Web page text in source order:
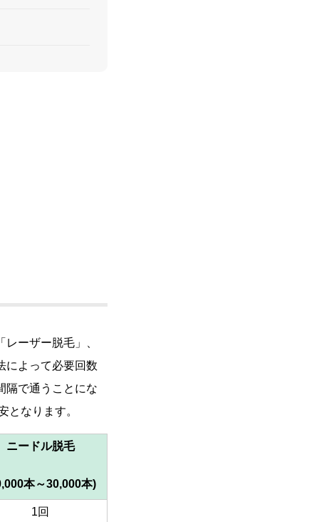
ーザー脱毛」、
によって必要回数
隔で通うことにな
となります。
ニードル脱毛
本～30,000本)
1回